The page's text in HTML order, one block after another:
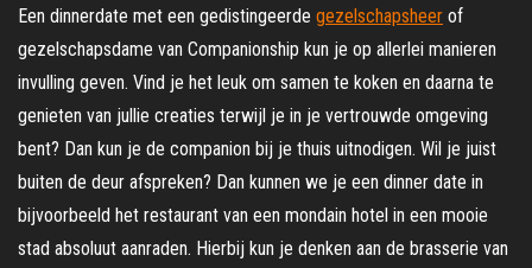
Een dinnerdate met een gedistingeerde gezelschapsheer of
gezelschapsdame van Companionship kun je op allerlei manieren
invulling geven. Vind je het leuk om samen te koken en daarna te
genieten van jullie creaties terwijl je in je vertrouwde omgeving
bent? Dan kun je de companion bij je thuis uitnodigen. Wil je juist
buiten de deur afspreken? Dan kunnen we je een dinner date in
bijvoorbeeld het restaurant van een mondain hotel in een mooie
stad absoluut aanraden. Hierbij kun je denken aan de brasserie van